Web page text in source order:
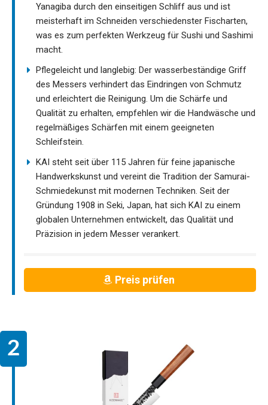
Yanagiba durch den einseitigen Schliff aus und ist
meisterhaft im Schneiden verschiedenster Fischarten,
was es zum perfekten Werkzeug für Sushi und Sashimi
macht.
Pflegeleicht und langlebig: Der wasserbeständige Griff
des Messers verhindert das Eindringen von Schmutz
und erleichtert die Reinigung. Um die Schärfe und
Qualität zu erhalten, empfehlen wir die Handwäsche und
regelmäßiges Schärfen mit einem geeigneten
Schleifstein.
KAI steht seit über 115 Jahren für feine japanische
Handwerkskunst und vereint die Tradition der Samurai-
Schmiedekunst mit modernen Techniken. Seit der
Gründung 1908 in Seki, Japan, hat sich KAI zu einem
globalen Unternehmen entwickelt, das Qualität und
Präzision in jedem Messer verankert.
Preis prüfen